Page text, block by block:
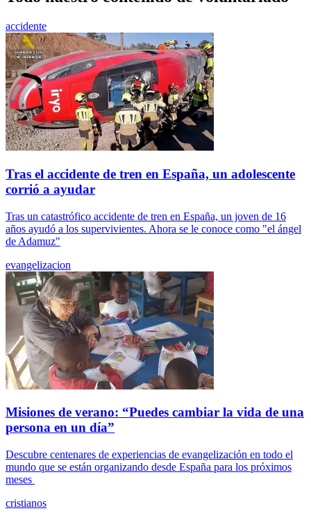
accidente
Tras el accidente de tren en España, un adolescente
corrió a ayudar
Tras un catastrófico accidente de tren en España, un joven de 16
años ayudó a los supervivientes. Ahora se le conoce como "el ángel
de Adamuz"
evangelizacion
Misiones de verano: “Puedes cambiar la vida de una
persona en un día”
Descubre centenares de experiencias de evangelización en todo el
mundo que se están organizando desde España para los próximos
meses
cristianos